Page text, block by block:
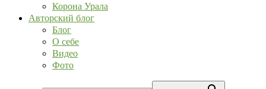
Корона Урала
Авторский блог
Блог
О себе
Видео
Фото